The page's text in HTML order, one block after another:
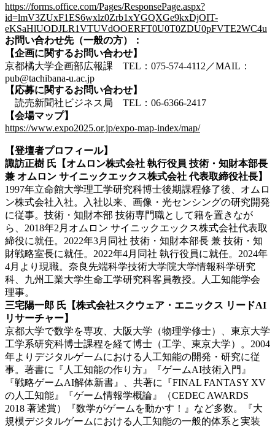
https://forms.office.com/Pages/ResponsePage.aspx?
id=lmV3ZUxF1ES6wxlz0Zrb1xYGQXGe9kxDjOIT-
eKSaHlUODJLR1VTUVdOOERFT0U0T0ZDU0pFVTE2WC4u
お問い合わせ先（一般の方）：
【企画に関するお問い合わせ】
京都橘大学企画部広報課 TEL：075-574-4112／MAIL：
pub@tachibana-u.ac.jp
【応募に関するお問い合わせ】
読売新聞社ビジネス局 TEL：06-6366-2417
【会場マップ】
https://www.expo2025.or.jp/expo-map-index/map/
【登壇者プロフィール】
諏訪正樹 氏 【オムロン株式会社 執行役員 技術・知財本部長
兼 オムロン サイニックエックス株式会社 代表取締役社長】
1997年立命館大学理工学研究科博士後期課程修了後、オムロ
ン株式会社入社。入社以来、画像・光センシングの研究開発
に従事。技術・知財本部 技術専門職として籍を置きなが
ら、2018年2月オムロン サイニックエックス株式会社代表取
締役に就任。2022年3月同社 技術・知財本部長 兼 技術・知
財戦略室長に就任。2022年4月同社 執行役員に就任。2024年
4月より現職。奈良先端科学技術大学院大学情報科学研究
科、九州工業大学生命工学研究科客員教授。人工知能学会
理事。
三宅陽一郎 氏 【株式会社スクウェア・エニックス リードAI
リサーチャー】
京都大学で数学を専攻、大阪大学（物理学修士）、東京大学
工学系研究科博士課程を経て博士（工学、東京大学）。2004
年よりデジタルゲームにおける人工知能の開発・研究に従
事。著書に『人工知能の作り方』『ゲームAI技術入門』
『戦略ゲームAI解体新書』、共著に『FINAL FANTASY XV
の人工知能』『ゲーム情報学概論』（CEDEC AWARDS
2018 著述賞）『数学がゲームを動かす！』など多数。『大
規模デジタルゲームにおける人工知能の一般的体系と実装